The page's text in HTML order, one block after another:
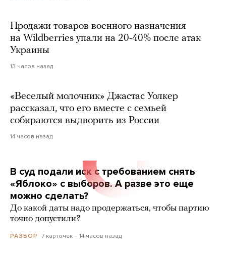
Продажи товаров военного назначения
на Wildberries упали на 20-40% после атак
Украины
13 часов назад
«Веселый молочник» Джастас Уолкер
рассказал, что его вместе с семьей
собираются выдворить из России
14 часов назад
В суд подали иск с требованием снять
«Яблоко» с выборов. А разве это еще
можно сделать?
До какой даты надо продержаться, чтобы партию
точно допустили?
РАЗБОР 7 карточек 14 часов назад